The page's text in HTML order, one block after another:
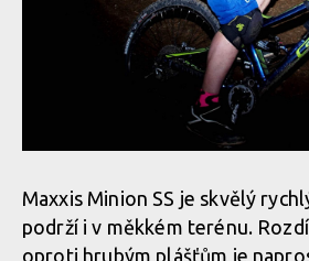
Maxxis Minion SS je skvělý
podrží i v měkkém terénu.
oproti hrubým plášťům je